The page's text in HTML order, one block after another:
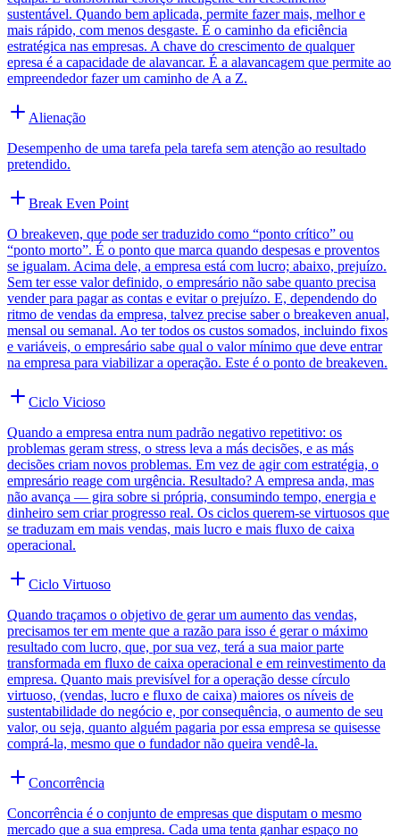
sustentável. Quando bem aplicada, permite fazer mais, melhor e
mais rápido, com menos desgaste. É o caminho da eficiência
estratégica nas empresas. A chave do crescimento de qualquer
epresa é a capacidade de alavancar. É a alavancagem que permite ao
empreendedor fazer um caminho de A a Z.
Alienação
Desempenho de uma tarefa pela tarefa sem atenção ao resultado
pretendido.
Break Even Point
O breakeven, que pode ser traduzido como “ponto crítico” ou
“ponto morto”. É o ponto que marca quando despesas e proventos
se igualam. Acima dele, a empresa está com lucro; abaixo, prejuízo.
Sem ter esse valor definido, o empresário não sabe quanto precisa
vender para pagar as contas e evitar o prejuízo. E, dependendo do
ritmo de vendas da empresa, talvez precise saber o breakeven anual,
mensal ou semanal. Ao ter todos os custos somados, incluindo fixos
e variáveis, o empresário sabe qual o valor mínimo que deve entrar
na empresa para viabilizar a operação. Este é o ponto de breakeven.
Ciclo Vicioso
Quando a empresa entra num padrão negativo repetitivo: os
problemas geram stress, o stress leva a más decisões, e as más
decisões criam novos problemas. Em vez de agir com estratégia, o
empresário reage com urgência. Resultado? A empresa anda, mas
não avança — gira sobre si própria, consumindo tempo, energia e
dinheiro sem criar progresso real. Os ciclos querem-se virtuosos que
se traduzam em mais vendas, mais lucro e mais fluxo de caixa
operacional.
Ciclo Virtuoso
Quando traçamos o objetivo de gerar um aumento das vendas,
precisamos ter em mente que a razão para isso é gerar o máximo
resultado com lucro, que, por sua vez, terá a sua maior parte
transformada em fluxo de caixa operacional e em reinvestimento da
empresa. Quanto mais previsível for a operação desse círculo
virtuoso, (vendas, lucro e fluxo de caixa) maiores os níveis de
sustentabilidade do negócio e, por consequência, o aumento de seu
valor, ou seja, quanto alguém pagaria por essa empresa se quisesse
comprá-la, mesmo que o fundador não queira vendê-la.
Concorrência
Concorrência é o conjunto de empresas que disputam o mesmo
mercado que a sua empresa. Cada uma tenta ganhar espaço no